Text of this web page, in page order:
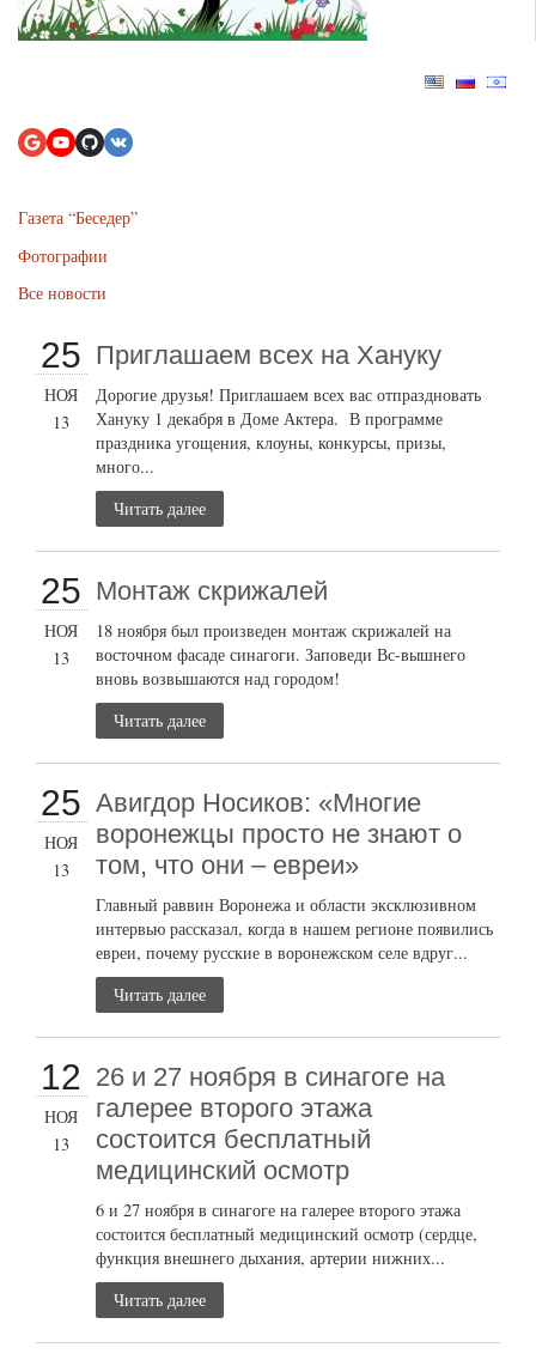
Газета “Беседер”
Фотографии
Все новости
25
НОЯ
13
Приглашаем всех на Хануку
Дорогие друзья! Приглашаем всех вас отпраздновать
Хануку 1 декабря в Доме Актера. В программе
праздника угощения, клоуны, конкурсы, призы,
много...
Читать далее
25
НОЯ
13
Монтаж скрижалей
18 ноября был произведен монтаж скрижалей на
восточном фасаде синагоги. Заповеди Вс-вышнего
вновь возвышаются над городом!
Читать далее
25
НОЯ
13
Авигдор Носиков: «Многие
воронежцы просто не знают о
том, что они – евреи»
Главный раввин Воронежа и области эксклюзивном
интервью рассказал, когда в нашем регионе появились
евреи, почему русские в воронежском селе вдруг...
Читать далее
12
НОЯ
13
26 и 27 ноября в синагоге на
галерее второго этажа
состоится бесплатный
медицинский осмотр
6 и 27 ноября в синагоге на галерее второго этажа
состоится бесплатный медицинский осмотр (сердце,
функция внешнего дыхания, артерии нижних...
Читать далее